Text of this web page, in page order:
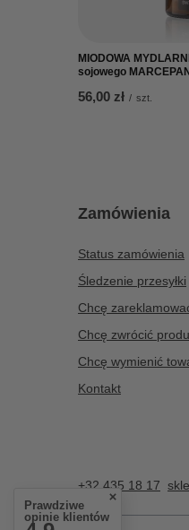
MIODOWA
sojowego
56,00 zł / szt.
Zamówienia
Status zamówienia
Śledzenie przesyłki
Chcę
Chcę zwrócić
Chcę wymienić
Kontakt
+32 435 18 17
Prawdziwe
opinie klientów